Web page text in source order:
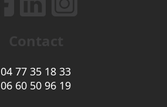
04 77 35 18 33
06 60 50 96 19